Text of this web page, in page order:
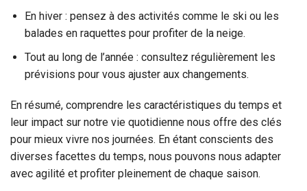
En hiver : pensez à des activités comme le ski ou les
balades en raquettes pour profiter de la neige.
Tout au long de l’année : consultez régulièrement les
prévisions pour vous ajuster aux changements.
En résumé, comprendre les caractéristiques du temps et
leur impact sur notre vie quotidienne nous offre des clés
pour mieux vivre nos journées. En étant conscients des
diverses facettes du temps, nous pouvons nous adapter
avec agilité et profiter pleinement de chaque saison.